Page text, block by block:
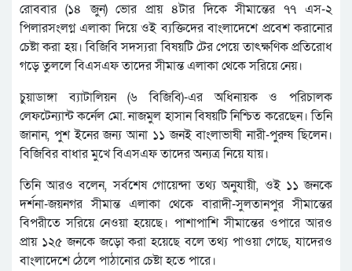
রোববার (১৪ জুন) ভোর প্রায় ৪টার দিকে সীমান্তের ৭৭ এস-২
পিলারসংলগ্ন এলাকা দিয়ে ওই ব্যক্তিদের বাংলাদেশে প্রবেশ করানোর
চেষ্টা করা হয়। বিজিবি সদস্যরা বিষয়টি টের পেয়ে তাৎক্ষণিক প্রতিরোধ
গড়ে তুললে বিএসএফ তাদের সীমান্ত এলাকা থেকে সরিয়ে নেয়।
চুয়াডাঙ্গা ব্যাটালিয়ন (৬ বিজিবি)-এর অধিনায়ক ও পরিচালক
লেফটেন্যান্ট কর্নেল মো. নাজমুল হাসান বিষয়টি নিশ্চিত করেছেন। তিনি
জানান, পুশ ইনের জন্য আনা ১১ জনই বাংলাভাষী নারী-পুরুষ ছিলেন।
বিজিবির বাধার মুখে বিএসএফ তাদের অন্যত্র নিয়ে যায়।
তিনি আরও বলেন, সর্বশেষ গোয়েন্দা তথ্য অনুযায়ী, ওই ১১ জনকে
দর্শনা-জয়নগর সীমান্ত এলাকা থেকে বারাদী-সুলতানপুর সীমান্তের
বিপরীতে সরিয়ে নেওয়া হয়েছে। পাশাপাশি সীমান্তের ওপারে আরও
প্রায় ১২৫ জনকে জড়ো করা হয়েছে বলে তথ্য পাওয়া গেছে, যাদেরও
বাংলাদেশে ঠেলে পাঠানোর চেষ্টা হতে পারে।